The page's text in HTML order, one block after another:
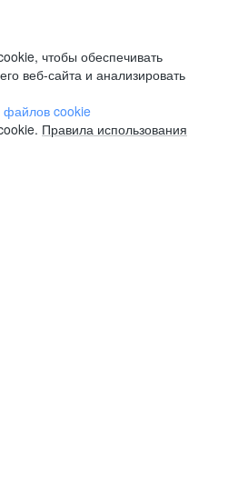
чтобы обеспечивать
веб-сайта и анализировать
файлов cookie
Правила использования